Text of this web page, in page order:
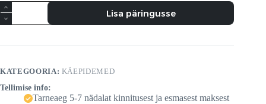
Käepide,
must,
sirge,
kogus
Lisa päringusse
KATEGOORIA: KÄEPIDEMED
Tellimise info:
Tarneaeg 5-7 nädalat kinnitusest ja esmasest maksest